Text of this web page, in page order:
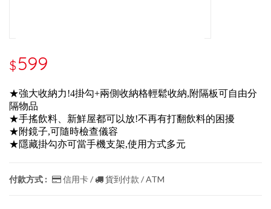
$599
★強大收納力!4掛勾+兩側收納格輕鬆收納,附隔板可自由分
隔物品
★手搖飲料、新鮮屋都可以放!不再有打翻飲料的困擾
★附鏡子,可隨時檢查儀容
★隱藏掛勾亦可當手機支架,使用方式多元
付款方式 : 信用卡 / 貨到付款 / ATM